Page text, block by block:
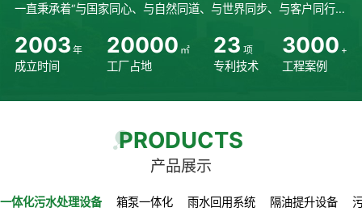
一直秉承着“与国家同心、与自然同道、与世界同步、与客户同行”
术，完善设备生产制造流程...
2003 年
成立时间
20000 ㎡
工厂占地
23 项
专利技术
3000 +
工程案例
PRODUCTS
产品展示
一体化污水处理设备 箱泵一体化 雨水回用系统 隔油提升设备